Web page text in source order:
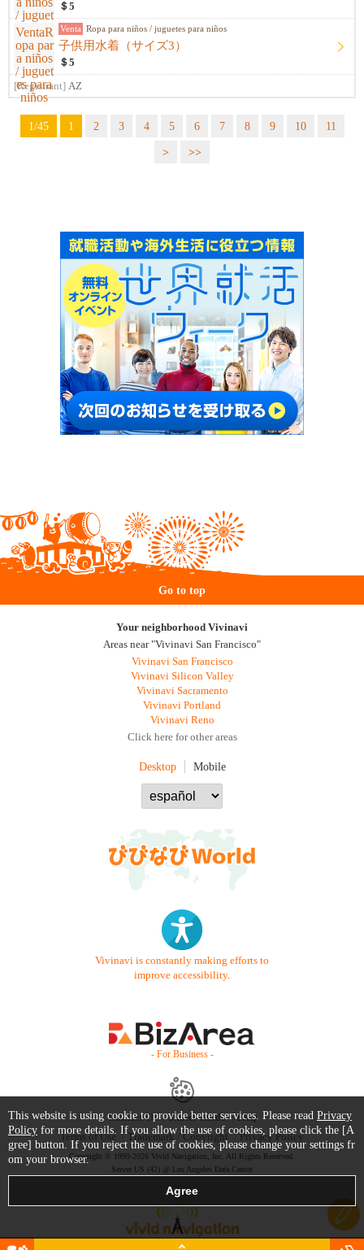
＄5
Venta Ropa para niños / juguetes para niños
子供用水着（サイズ3）
＄5
[Registrant] AZ
1/45 1 2 3 4 5 6 7 8 9 10
11
>
>>
Go to top
Your neighborhood Vivinavi
Areas near "Vivinavi San Francisco"
Vivinavi San Francisco
Vivinavi Silicon Valley
Vivinavi Sacramento
Vivinavi Portland
Vivinavi Reno
Click here for other areas
Desktop Mobile
Vivinavi is constantly making efforts to
improve accessibility.
- For Business -
Contact Us Starter Guide
FAQ
Terms of Use
Trademark / Copyright Privacy Policy
Copyright © 1999-2026 Vivid Navigation, Inc. All Rights Reserved.
Server US (42) @ Los Angeles Data Center
This website is using cookie to provide better services. Please read Privacy
Policy for more details. If you allow the use of cookies, please click the [A
gree] button. If you reject the use of cookies, please change your settings fr
om your browser.